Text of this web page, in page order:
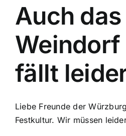
Auch
Weindorf
fällt
Liebe Freunde der
Festkultur. Wir müssen